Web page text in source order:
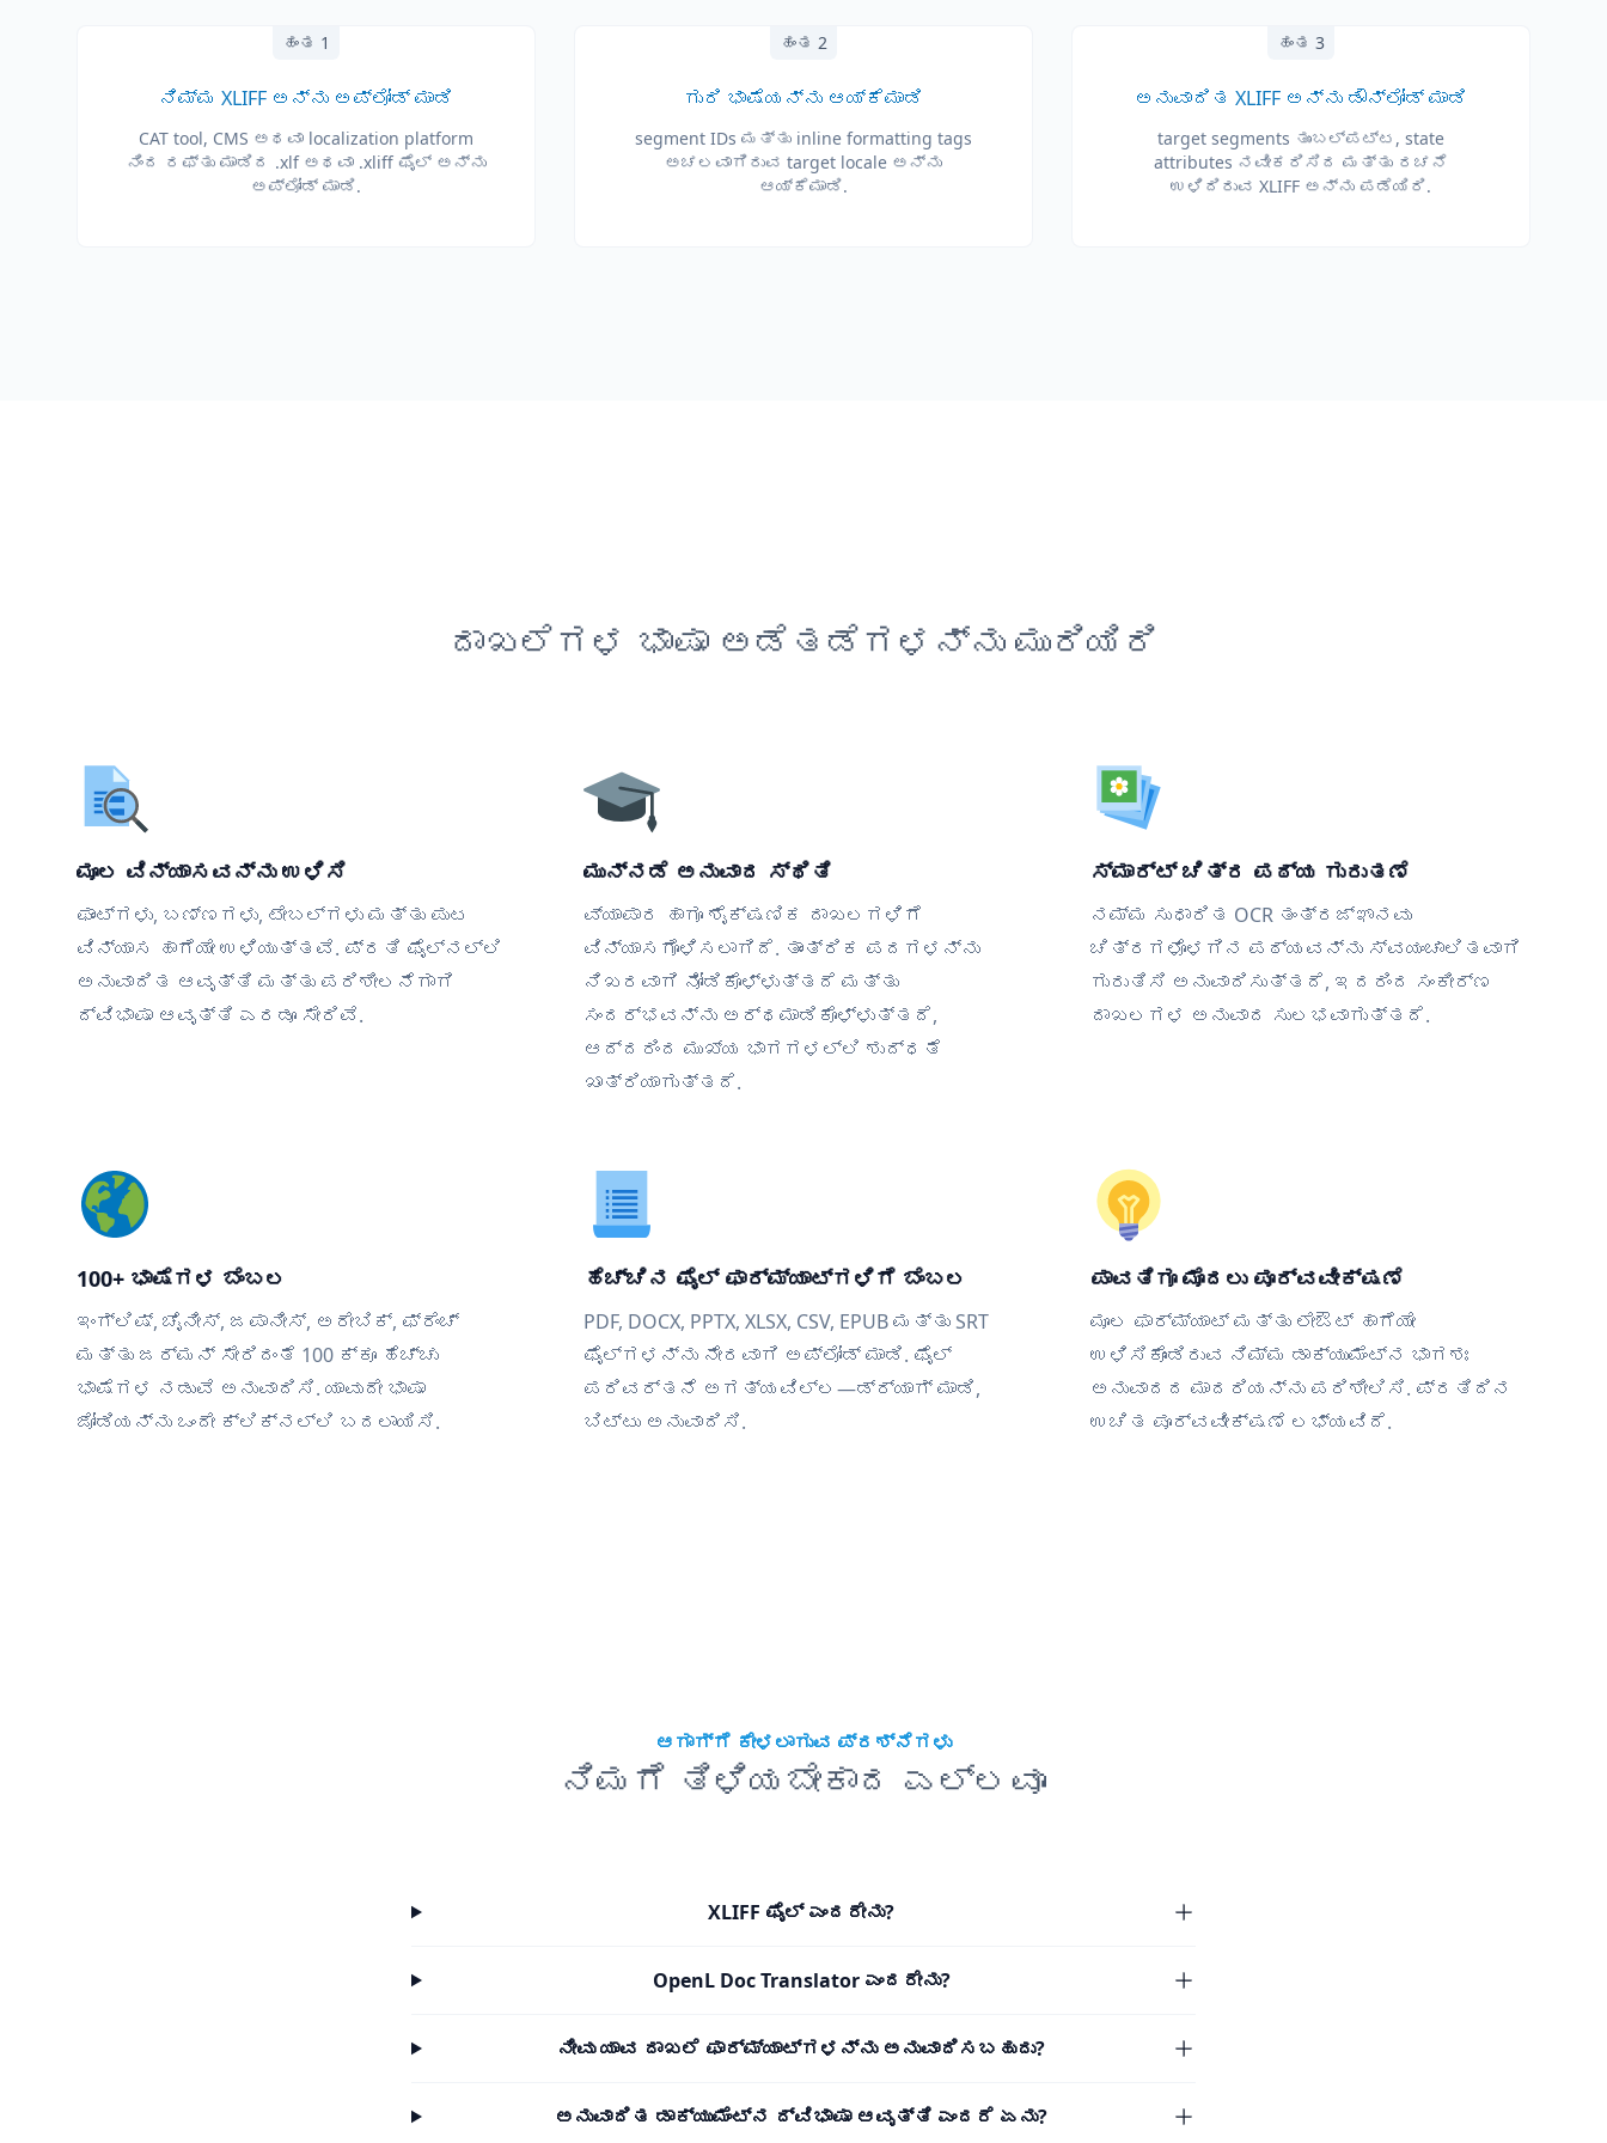
ಹಂತ 1
ನಿಮ್ಮ XLIFF ಅನ್ನು ಅಪ್‌ಲೋಡ್ ಮಾಡಿ
CAT tool, CMS ಅಥವಾ localization platform
ನಿಂದ ರಫ್ತು ಮಾಡಿದ .xlf ಅಥವಾ .xliff ಫೈಲ್ ಅನ್ನು
ಅಪ್‌ಲೋಡ್ ಮಾಡಿ.
ಹಂತ 2
ಗುರಿ ಭಾಷೆಯನ್ನು ಆಯ್ಕೆಮಾಡಿ
segment IDs ಮತ್ತು inline formatting tags
ಅಚಲವಾಗಿರುವ target locale ಅನ್ನು
ಆಯ್ಕೆಮಾಡಿ.
ಹಂತ 3
ಅನುವಾದಿತ XLIFF ಅನ್ನು ಡೌನ್‌ಲೋಡ್ ಮಾಡಿ
target segments ತುಂಬಲ್ಪಟ್ಟ, state
attributes ನವೀಕರಿಸಿದ ಮತ್ತು ರಚನೆ
ಉಳಿದಿರುವ XLIFF ಅನ್ನು ಪಡೆಯಿರಿ.
ದಾಖಲೆಗಳ ಭಾಷಾ ಅಡೆತಡೆಗಳನ್ನು ಮುರಿಯಿರಿ
ಮೂಲ ವಿನ್ಯಾಸವನ್ನು ಉಳಿಸಿ
ಫಾಂಟ್‌ಗಳು, ಬಣ್ಣಗಳು, ಟೇಬಲ್‌ಗಳು ಮತ್ತು ಪುಟ
ವಿನ್ಯಾಸ ಹಾಗೆಯೇ ಉಳಿಯುತ್ತವೆ. ಪ್ರತಿ ಫೈಲ್‌ನಲ್ಲಿ
ಅನುವಾದಿತ ಆವೃತ್ತಿ ಮತ್ತು ಪರಿಶೀಲನೆಗಾಗಿ
ದ್ವಿಭಾಷಾ ಆವೃತ್ತಿ ಎರಡೂ ಸೇರಿವೆ.
ಮುನ್ನಡೆ ಅನುವಾದ ಸ್ಥಿತಿ
ವ್ಯಾಪಾರ ಹಾಗೂ ಶೈಕ್ಷಣಿಕ ದಾಖಲಗಳಿಗೆ
ವಿನ್ಯಾಸಗೊಳಿಸಲಾಗಿದೆ. ತಾಂತ್ರಿಕ ಪದಗಳನ್ನು
ನಿಖರವಾಗಿ ನೋಡಿಕೊಳ್ಳುತ್ತದೆ ಮತ್ತು
ಸಂದರ್ಭವನ್ನು ಅರ್ಥಮಾಡಿಕೊಳ್ಳುತ್ತದೆ,
ಆದ್ದರಿಂದ ಮುಖ್ಯ ಭಾಗಗಳಲ್ಲಿ ಶುದ್ಧತೆ
ಖಾತ್ರಿಯಾಗುತ್ತದೆ.
ಸ್ಮಾರ್ಟ್ ಚಿತ್ರ ಪಠ್ಯ ಗುರುತಣೆ
ನಮ್ಮ ಸುಧಾರಿತ OCR ತಂತ್ರಜ್ಞಾನವು
ಚಿತ್ರಗಳೊಳಗಿನ ಪಠ್ಯವನ್ನು ಸ್ವಯಂಚಾಲಿತವಾಗಿ
ಗುರುತಿಸಿ ಅನುವಾದಿಸುತ್ತದೆ, ಇದರಿಂದ ಸಂಕೀರ್ಣ
ದಾಖಲಗಳ ಅನುವಾದ ಸುಲಭವಾಗುತ್ತದೆ.
100+ ಭಾಷೆಗಳ ಬೆಂಬಲ
ಇಂಗ್ಲಿಷ್, ಚೈನೀಸ್, ಜಪಾನೀಸ್, ಅರೇಬಿಕ್, ಫ್ರೆಂಚ್
ಮತ್ತು ಜರ್ಮನ್ ಸೇರಿದಂತೆ 100 ಕ್ಕೂ ಹೆಚ್ಚು
ಭಾಷೆಗಳ ನಡುವೆ ಅನುವಾದಿಸಿ. ಯಾವುದೇ ಭಾಷಾ
ಜೋಡಿಯನ್ನು ಒಂದೇ ಕ್ಲಿಕ್‌ನಲ್ಲಿ ಬದಲಾಯಿಸಿ.
ಹೆಚ್ಚಿನ ಫೈಲ್ ಫಾರ್ಮ್ಯಾಟ್‌ಗಳಿಗೆ ಬೆಂಬಲ
PDF, DOCX, PPTX, XLSX, CSV, EPUB ಮತ್ತು SRT
ಫೈಲ್‌ಗಳನ್ನು ನೇರವಾಗಿ ಅಪ್ಲೋಡ್ ಮಾಡಿ. ಫೈಲ್
ಪರಿವರ್ತನೆ ಅಗತ್ಯವಿಲ್ಲ—ಡ್ರ್ಯಾಗ್ ಮಾಡಿ,
ಬಿಟ್ಟು ಅನುವಾದಿಸಿ.
ಪಾವತಿಗೂ ಮೊದಲು ಪೂರ್ವವೀಕ್ಷಣೆ
ಮೂಲ ಫಾರ್ಮ್ಯಾಟ್ ಮತ್ತು ಲೇಔಟ್ ಹಾಗೆಯೇ
ಉಳಿಸಿಕೊಂಡಿರುವ ನಿಮ್ಮ ಡಾಕ್ಯುಮೆಂಟ್‌ನ ಭಾಗಶಃ
ಅನುವಾದದ ಮಾದರಿಯನ್ನು ಪರಿಶೀಲಿಸಿ. ಪ್ರತಿದಿನ
ಉಚಿತ ಪೂರ್ವವೀಕ್ಷಣೆ ಲಭ್ಯವಿದೆ.
ಆಗಾಗ್ಗೆ ಕೇಳಲಾಗುವ ಪ್ರಶ್ನೆಗಳು
ನಿಮಗೆ ತಿಳಿಯಬೇಕಾದ ಎಲ್ಲವೂ
XLIFF ಫೈಲ್ ಎಂದರೇನು?
OpenL Doc Translator ಎಂದರೇನು?
ನೀವು ಯಾವ ದಾಖಲೆ ಫಾರ್ಮ್ಯಾಟ್‌ಗಳನ್ನು ಅನುವಾದಿಸಬಹುದು?
ಅನುವಾದಿತ ಡಾಕ್ಯುಮೆಂಟ್‌ನ ದ್ವಿಭಾಷಾ ಆವೃತ್ತಿ ಎಂದರೆ ಏನು?